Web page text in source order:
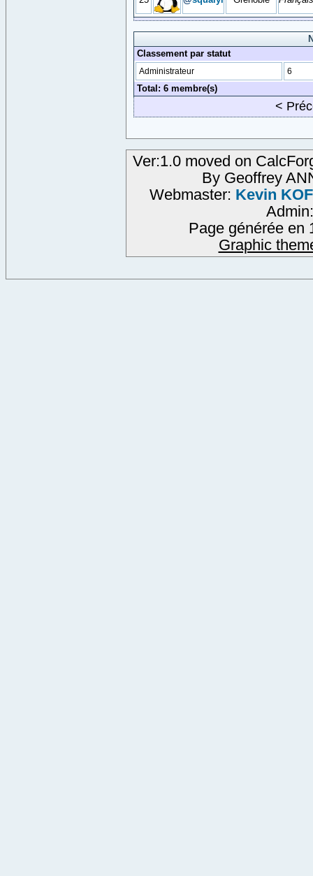
Classement par statut
Administrateur 6
Total: 6 membre(s)
<
Ver:1.0 moved on
By Geoffrey
Webmaster: Kevin
Page générée en
Graphic